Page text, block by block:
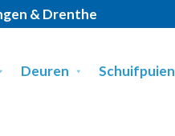
& Drenthe
Deuren Schuifpuien